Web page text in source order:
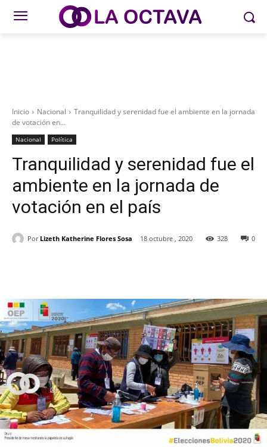
Inicio Nacional
Tranquilidad y serenidad fue el ambiente en la jornada
de votación en...
Nacional Política
Tranquilidad y serenidad fue el
ambiente en la jornada de
votación en el país
Por Lizeth Katherine Flores Sosa 18 octubre , 2020 0
328